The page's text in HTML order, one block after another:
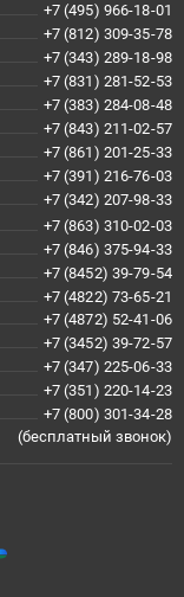
+7 (495) 966-18-01
+7 (812) 309-35-78
+7 (343) 289-18-98
+7 (831) 281-52-53
+7 (383) 284-08-48
+7 (843) 211-02-57
+7 (861) 201-25-33
+7 (391) 216-76-03
+7 (342) 207-98-33
+7 (863) 310-02-03
+7 (846) 375-94-33
+7 (8452) 39-79-54
+7 (4822) 73-65-21
+7 (4872) 52-41-06
+7 (3452) 39-72-57
+7 (347) 225-06-33
+7 (351) 220-14-23
+7 (800) 301-34-28
(бесплатный звонок)